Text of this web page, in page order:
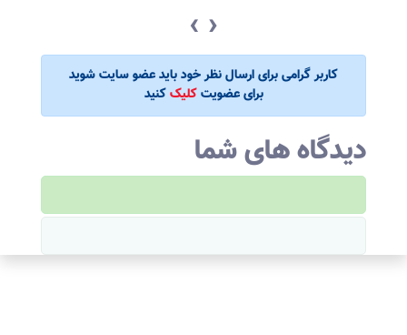
‹ ›
کاربر گرامی برای ارسال نظر خود باید عضو سایت شوید
برای عضویتکلیککنید
دیدگاه های شما